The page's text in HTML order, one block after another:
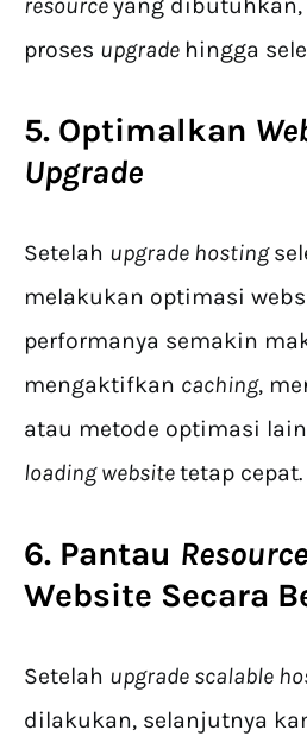
resourceyang
proses upgrade hingga
5. Optimalkan
Upgrade
Setelah upgrade hosting
melakukan optimasi
performanya semakin
mengaktifkan caching,
atau metode optimasi
loading websitetetap cepat.
6. Pantau Resource
Website Secara
Setelah upgrade scalable
dilakukan, selanjutnya